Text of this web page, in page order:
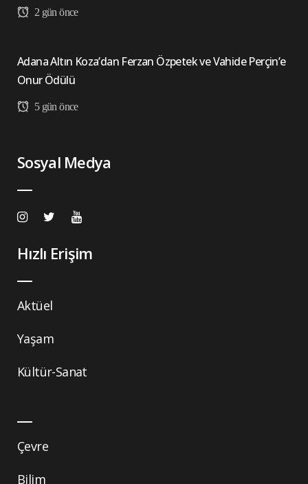
2 gün önce
Adana Altın Koza’dan Ferzan Özpetek ve Vahide Perçin’e
Onur Ödülü
5 gün önce
Sosyal Medya
Hızlı Erişim
Aktüel
Yaşam
Kültür-Sanat
Çevre
Bilim